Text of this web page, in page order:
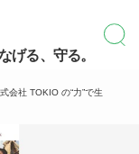
げる、守る。
会社 TOKIO の“力”で生